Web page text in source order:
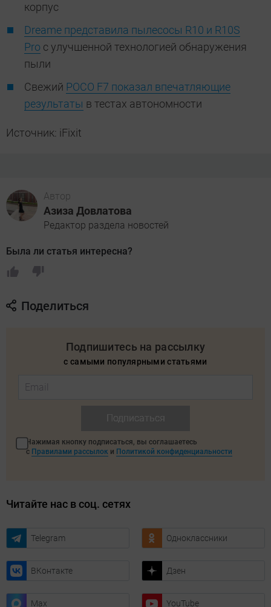
корпус
Dreame представила пылесосы R10 и R10S
Pro с улучшенной технологией обнаружения
пыли
Свежий POCO F7 показал впечатляющие
результаты в тестах автономности
Источник: iFixit
Автор
Азиза Довлатова
Редактор раздела новостей
Была ли статья интересна?
Поделиться
Подпишитесь на рассылку
с самыми популярными статьями
Нажимая кнопку подписаться, вы соглашаетесь
с Правилами рассылок и Политикой конфиденциальности
Читайте нас в соц. сетях
Telegram Одноклассники
ВКонтакте Дзен
Max YouTube